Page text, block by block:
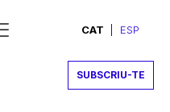
CAT ESP
SUBSCRIU-TE